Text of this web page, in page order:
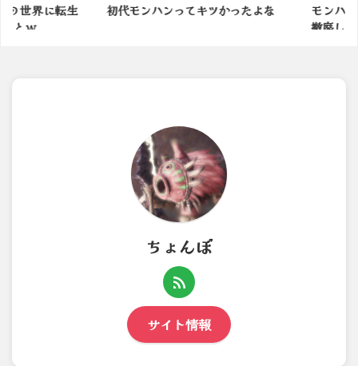
界に転生
ｗ...
初代モンハンってキツかったよな
モンハン
撤廃しま
ちょんぼ
サイト情報